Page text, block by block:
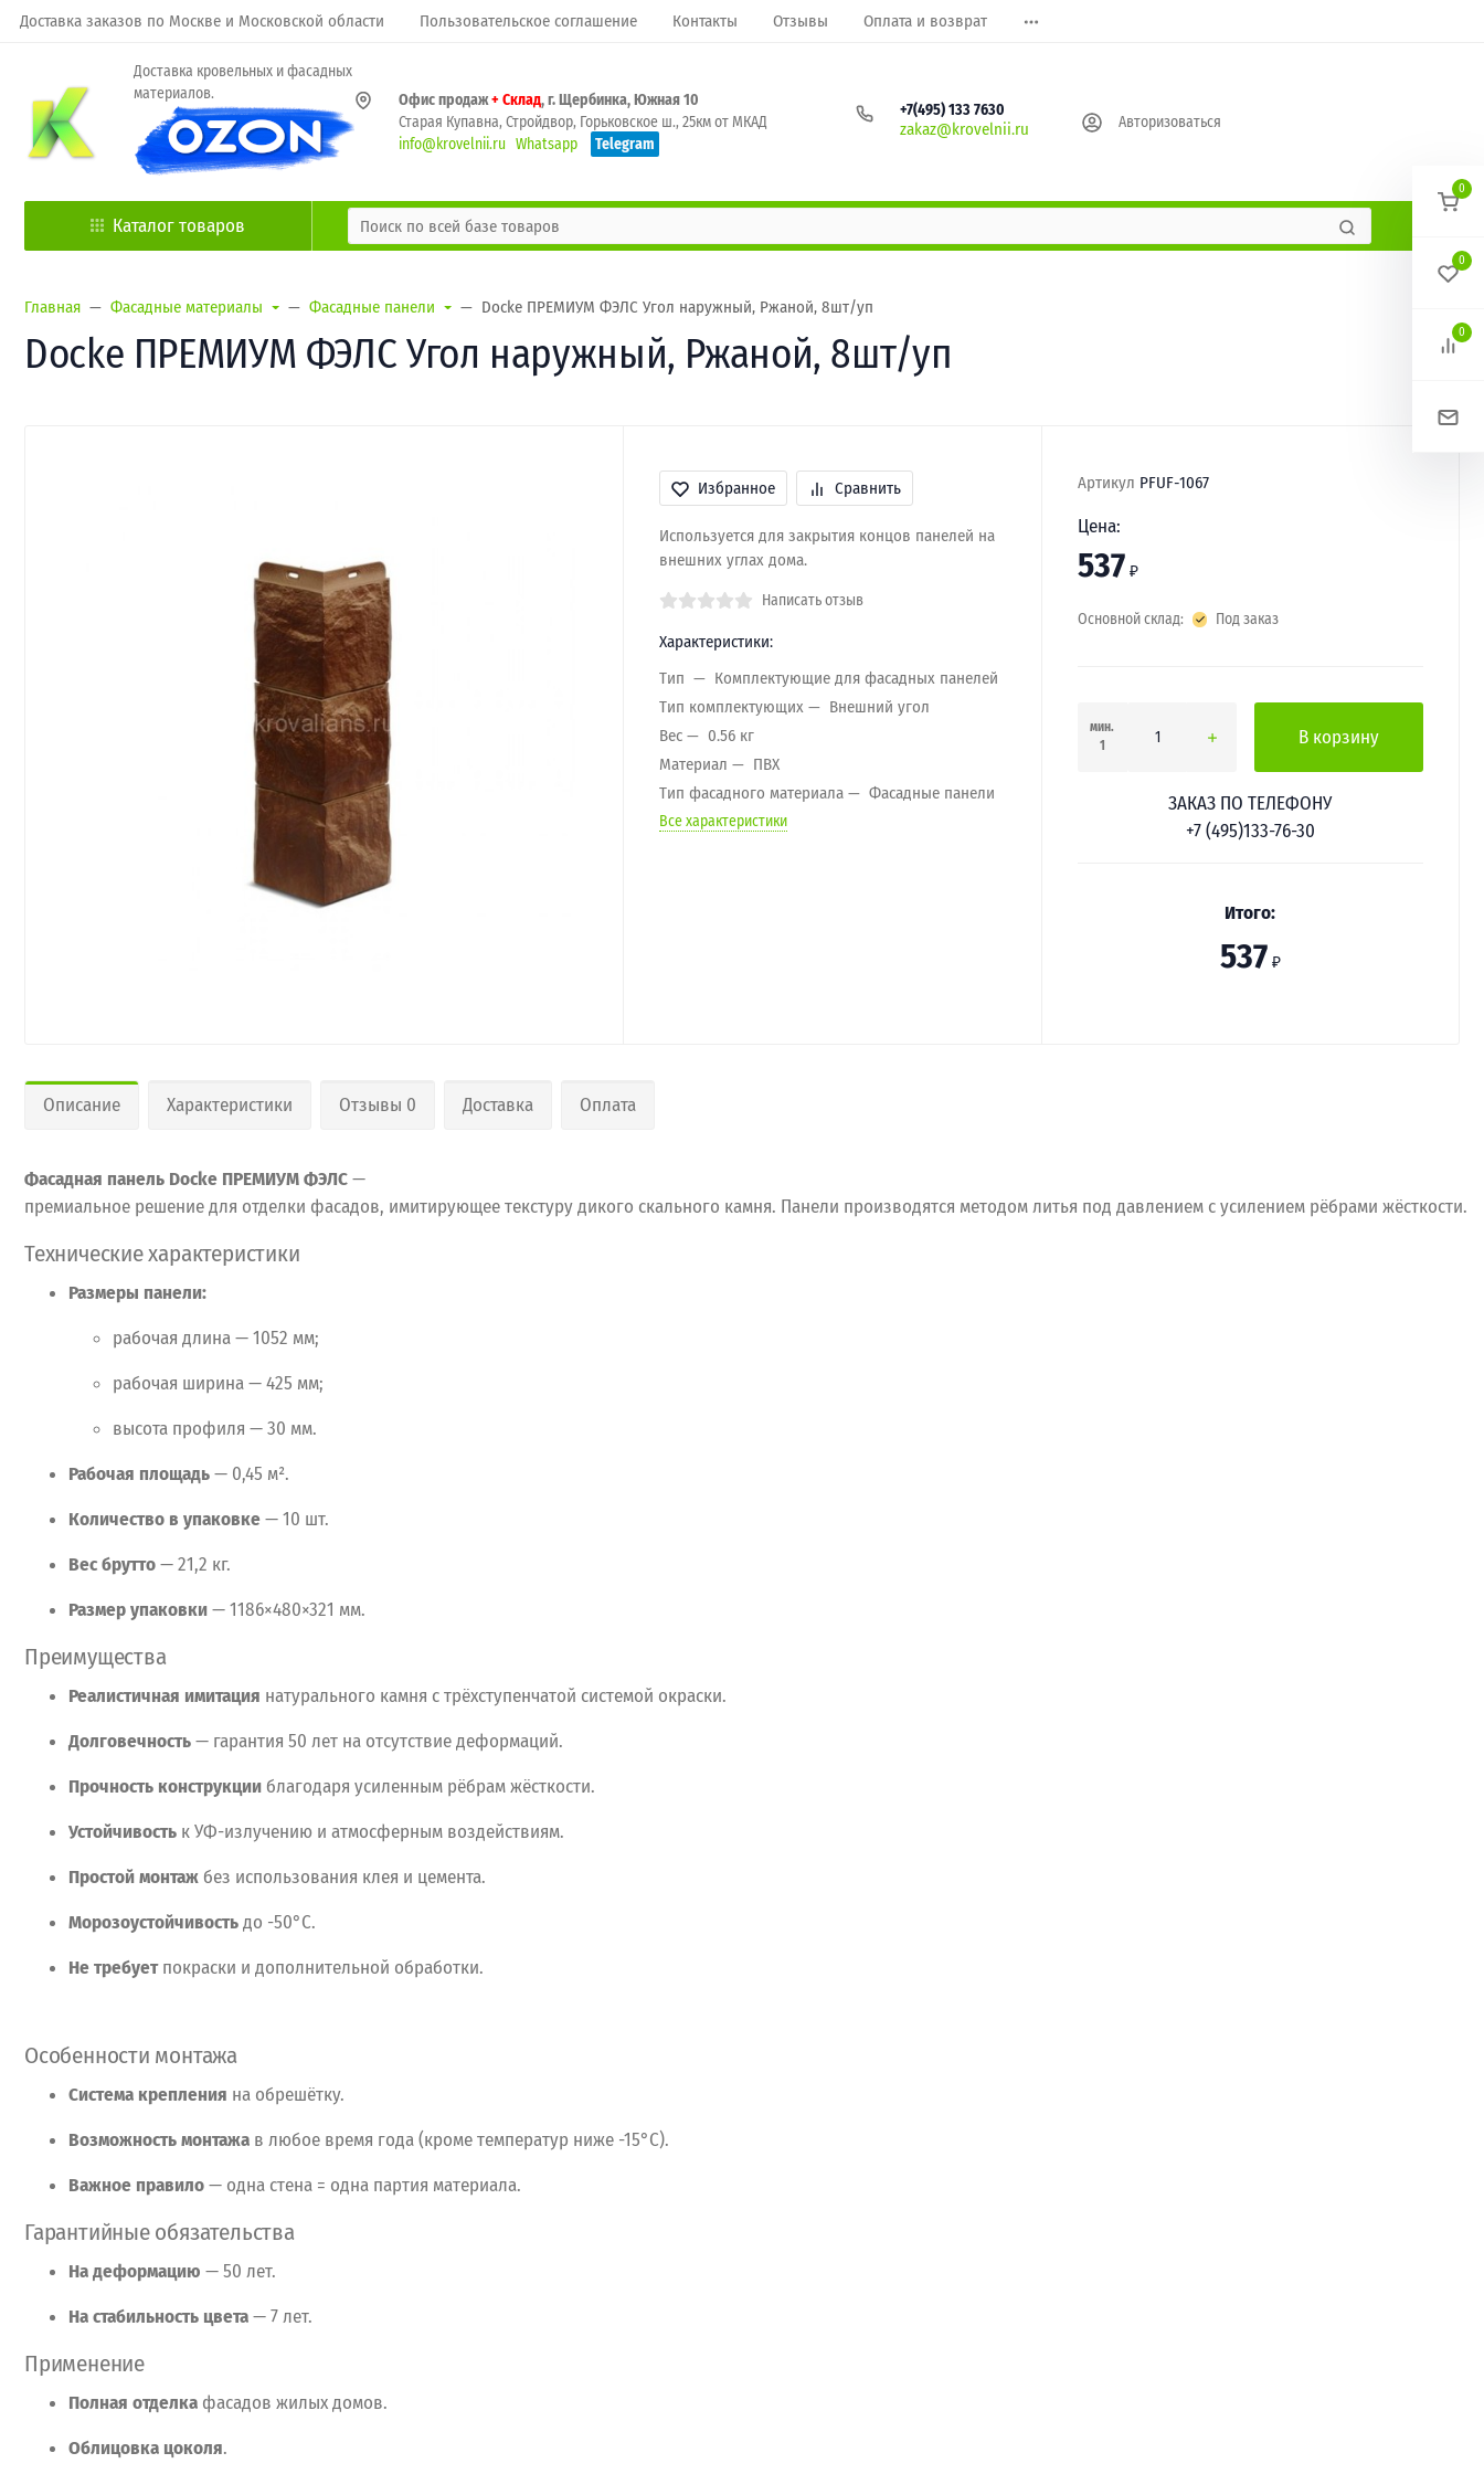
Доставка заказов по Москве и Московской области Пользовательское соглашение Контакты Отзывы Оплата и возврат
Доставка кровельных и фасадных
материалов.
Офис продаж+ Склад, г. Щербинка, Южная 10
Старая Купавна, Стройдвор, Горьковское ш., 25км от МКАД
info@krovelnii.ru Whatsapp Telegram
+7(495) 133 7630
zakaz@krovelnii.ru Авторизоваться
Каталог товаров
Главная Фасадные материалы Фасадные панели Docke ПРЕМИУМ ФЭЛС Угол наружный, Ржаной, 8шт/уп
Docke ПРЕМИУМ ФЭЛС Угол наружный, Ржаной, 8шт/уп
Избранное Сравнить
Используется для закрытия концов панелей на
внешних углах дома.
Написать отзыв
Характеристики:
Тип
Комплектующие для фасадных панелей
Тип комплектующих
Внешний угол
Вес
0.56 кг
Материал
ПВХ
Тип фасадного материала
Фасадные панели
Все характеристики
Артикул PFUF-1067
Цена:
537 ₽
Основной склад: Под заказ
мин.
1
В корзину
ЗАКАЗ ПО ТЕЛЕФОНУ
+7 (495)133-76-30
Итого:
537 ₽
Описание Характеристики Отзывы 0 Доставка Оплата
Фасадная панель Docke ПРЕМИУМ ФЭЛС—
премиальное решениедля отделки фасадов, имитирующеетекстурудикого скального камня. Панели производятся методомлитья под давлением сусилением рёбрами жёсткости.
Техническиехарактеристики
Размеры панели:
рабочая длина— 1052 мм;
рабочая ширина— 425 мм;
высота профиля — 30 мм.
Рабочая площадь— 0,45 м².
Количество в упаковке— 10 шт.
Весбрутто— 21,2 кг.
Размерупаковки— 1186×480×321 мм.
Преимущества
Реалистичная имитация натурального камня стрёхступенчатой системой окраски.
Долговечность— гарантия 50 лет на отсутствиедеформаций.
Прочность конструкции благодаря усиленным рёбрамжёсткости.
Устойчивость кУФ-излучению и атмосферным воздействиям.
Простоймонтаж без использования клея и цемента.
Морозоустойчивостьдо -50°C.
Нетребуетпокраски и дополнительной обработки.
Особенности монтажа
Система крепления на обрешётку.
Возможностьмонтажа в любое время года(крометемператур ниже -15°C).
Важное правило— одна стена = одна партия материала.
Гарантийныеобязательства
Надеформацию — 50 лет.
Настабильность цвета— 7лет.
Применение
Полная отделка фасадов жилыхдомов.
Облицовка цоколя.
0
0
0